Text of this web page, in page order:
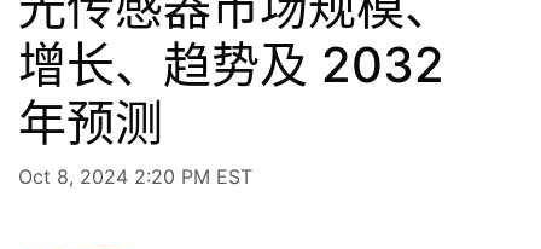
增长、趋势及 2032
年预测
Oct 8, 2024 2:20 PM EST